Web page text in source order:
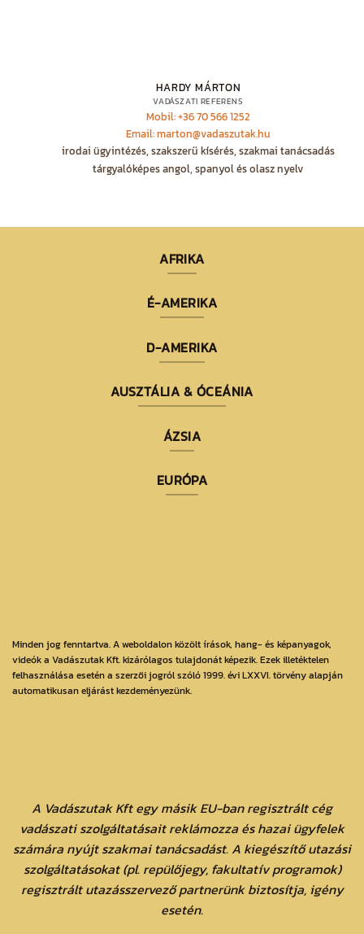
HARDY MÁRTON
VADÁSZATI REFERENS
Mobil: +36 70 566 1252
Email: marton@vadaszutak.hu
irodai ügyintézés, szakszerű kísérés, szakmai tanácsadás
tárgyalóképes angol, spanyol és olasz nyelv
AFRIKA
É-AMERIKA
D-AMERIKA
AUSZTÁLIA & ÓCEÁNIA
ÁZSIA
EURÓPA
Minden jog fenntartva. A weboldalon közölt írások, hang- és képanyagok,
videók a Vadászutak Kft. kizárólagos tulajdonát képezik. Ezek illetéktelen
felhasználása esetén a szerzői jogról szóló 1999. évi LXXVI. törvény alapján
automatikusan eljárást kezdeményezünk.
A Vadászutak Kft egy másik EU-ban regisztrált cég
vadászati szolgáltatásait reklámozza és hazai ügyfelek
számára nyújt szakmai tanácsadást. A kiegészítő utazási
szolgáltatásokat (pl. repülőjegy, fakultatív programok)
regisztrált utazásszervező partnerünk biztosítja, igény
esetén.